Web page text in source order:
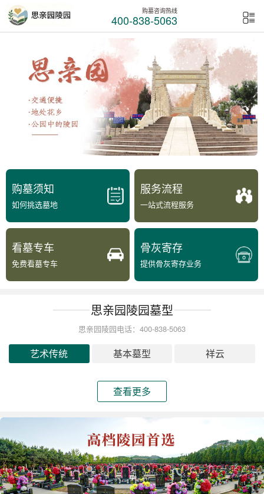
购墓咨询热线
400-838-5063
购墓须知
如何挑选墓地
服务流程
一站式流程服务
看墓专车
免费看墓专车
骨灰寄存
提供骨灰寄存业务
思亲园陵园墓型
思亲园陵园电话：400-838-5063
艺术传统 基本墓型 祥云
查看更多